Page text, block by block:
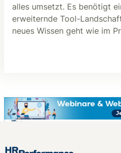
alles umsetzt. Es benötigt
erweiternde Tool-
neues Wissen geht wie im